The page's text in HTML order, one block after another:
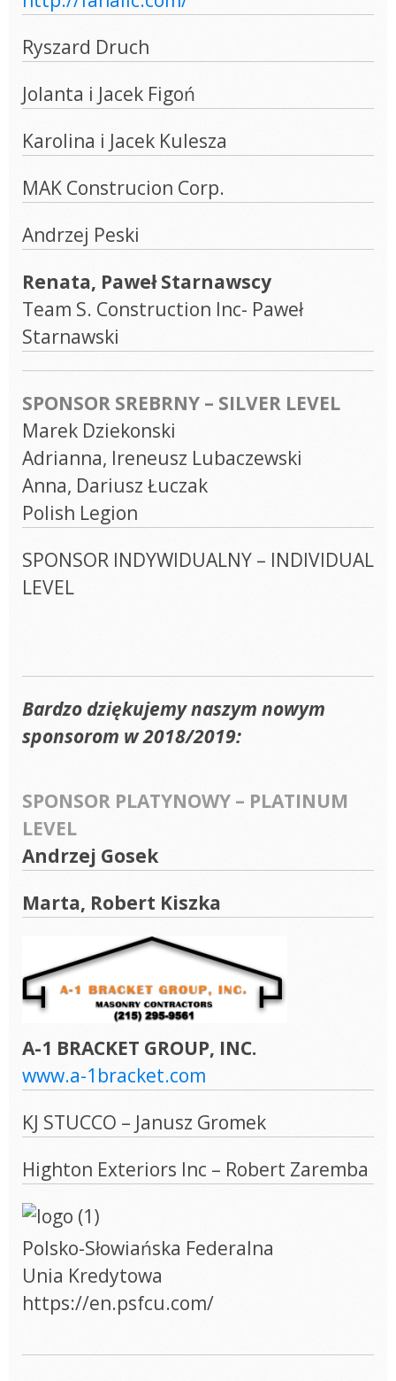
Ryszard Druch
Jolanta i Jacek Figoń
Karolina i Jacek Kulesza
MAK Construcion Corp.
Andrzej Peski
Renata, Paweł Starnawscy
Team S. Construction Inc- Paweł
Starnawski
SPONSOR SREBRNY – SILVER LEVEL
Marek Dziekonski
Adrianna, Ireneusz Lubaczewski
Anna, Dariusz Łuczak
Polish Legion
SPONSOR INDYWIDUALNY – INDIVIDUAL
LEVEL
Bardzo dziękujemy naszym nowym
sponsorom w 2018/2019:
SPONSOR PLATYNOWY – PLATINUM
LEVEL
Andrzej Gosek
Marta, Robert Kiszka
A-1 BRACKET GROUP, INC.
www.a-1bracket.com
KJ STUCCO – Janusz Gromek
Highton Exteriors Inc – Robert Zaremba
Polsko-Słowiańska Federalna
Unia Kredytowa
https://en.psfcu.com/